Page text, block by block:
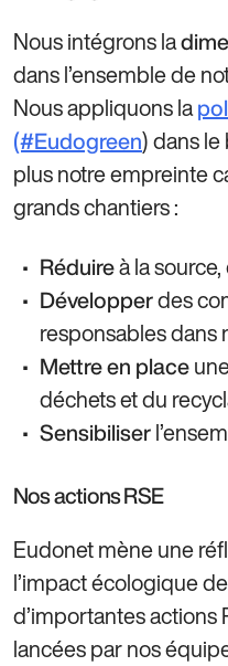
Nous intégrons la
dans l’ensemble de
Nous appliquons la
(#Eudogreen) dans
plus notre empreinte
grands chantiers :
Réduireà la
Développerdes
responsables dans
Mettre en place
déchets et du
Sensibiliser
Nos actions RSE
Eudonet mène une
l’impact écologique
d’importantes actions
lancées par nos